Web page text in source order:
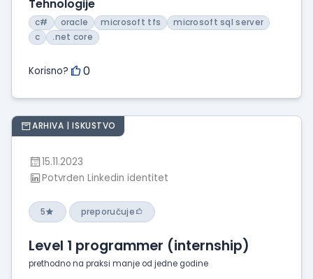
Tehnologije
c# oracle microsoft tfs
microsoft sql server
c
.net core
Korisno? 0
ARHIVA | ISKUSTVO
15.11.2023
Potvrđen Linkedin identitet
5 preporučuje
Level 1 programmer (internship)
prethodno na praksi manje od jedne godine